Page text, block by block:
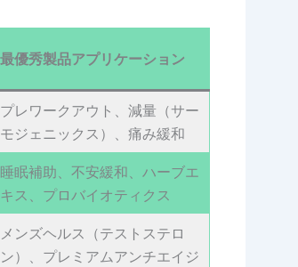
最優秀製品アプリケーション
プレワークアウト、減量（サー
モジェニックス）、痛み緩和
睡眠補助、不安緩和、ハーブエ
キス、プロバイオティクス
メンズヘルス（テストステロ
ン）、プレミアムアンチエイジ